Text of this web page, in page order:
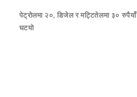
पेट्रोलमा २०, डिजेल र मट्टितेलमा ३० रुपैयाँ
घटयो